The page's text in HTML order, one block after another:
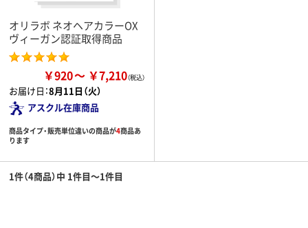
オリラボ ネオヘアカラーOX
ヴィーガン認証取得商品
￥920 ￥7,210
お届け日：8月11日（火）
アスクル在庫商品
商品タイプ・販売単位違いの商品が4商品あ
ります
1件（4商品）中 1件目～1件目